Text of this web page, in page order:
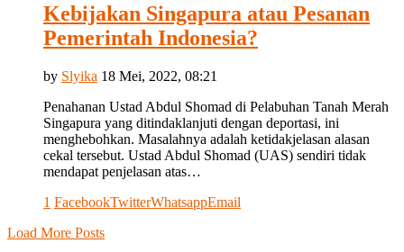
Kebijakan Singapura atau Pesanan
Pemerintah Indonesia?
by Slyika 18 Mei, 2022, 08:21
Penahanan Ustad Abdul Shomad di Pelabuhan Tanah Merah
Singapura yang ditindaklanjuti dengan deportasi, ini
menghebohkan. Masalahnya adalah ketidakjelasan alasan
cekal tersebut. Ustad Abdul Shomad (UAS) sendiri tidak
mendapat penjelasan atas…
1 FacebookTwitterWhatsappEmail
Load More Posts